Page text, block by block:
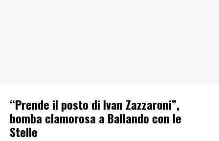
“Prende il posto di Ivan Zazzaroni”,
bomba clamorosa a Ballando con le
Stelle